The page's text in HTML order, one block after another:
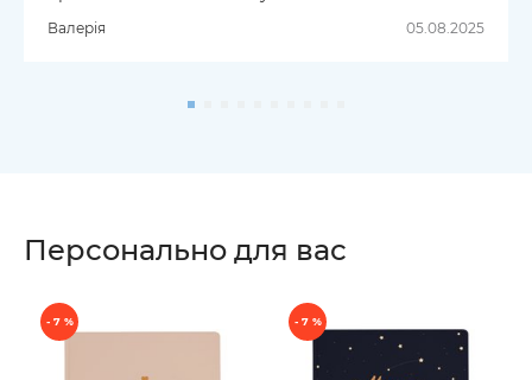
крапку, а хотілося б щоб в клітинку.
Валерія 05.08.2025
Персонально для вас
- 7 % - 7 %